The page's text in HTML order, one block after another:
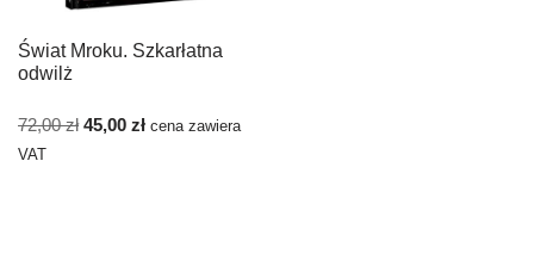
Świat Mroku. Szkarłatna
odwilż
72,00zł 45,00 zł cena zawiera
VAT